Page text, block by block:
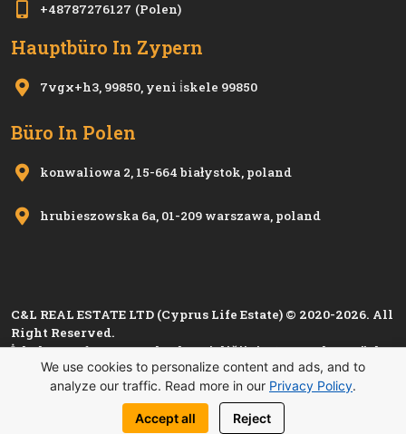
+48787276127 (Polen)
Hauptbüro In Zypern
7vgx+h3, 99850, yeni i̇skele 99850
Büro In Polen
konwaliowa 2, 15-664 białystok, poland
hrubieszowska 6a, 01-209 warszawa, poland
C&L REAL ESTATE LTD (Cyprus Life Estate) © 2020-2026. All
Right Reserved.
İskele Esnaf ve Zanaatkarlar Birliği'nin 1280, Kıbrıs Türk
Esnaf ve Zanaatkarlar Odası'nın i 1501sicil numarası ile
kayıtlı üyesidir.
Datenschutzbestimmungen
ATATURK CAD. SINIRUSTU DIS KAPI NO: 4/16 / ISKELE
We use cookies to personalize content and ads, and to
analyze our traffic. Read more in our Privacy Policy.
Accept all Reject